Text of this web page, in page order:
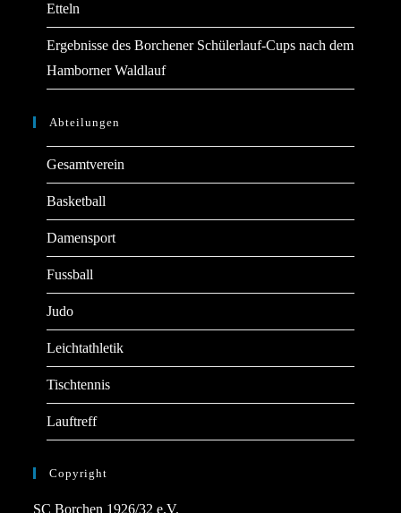
Etteln
Ergebnisse des Borchener Schülerlauf-Cups nach dem
Hamborner Waldlauf
Abteilungen
Gesamtverein
Basketball
Damensport
Fussball
Judo
Leichtathletik
Tischtennis
Lauftreff
Copyright
SC Borchen 1926/32 e.V.